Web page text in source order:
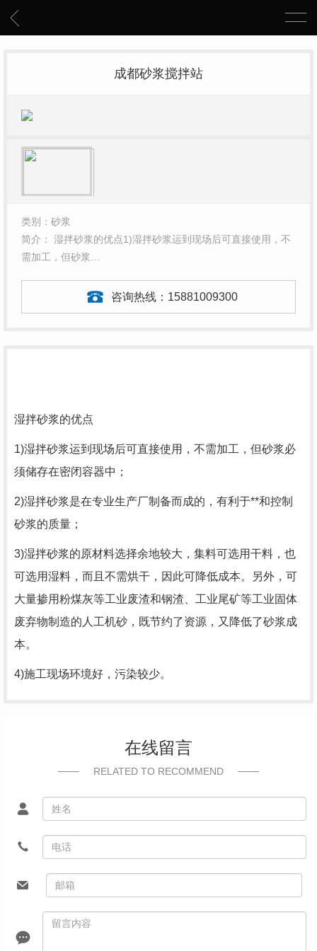
成都砂浆搅拌站
类别：砂浆
简介： 湿拌砂浆的优点1)湿拌砂浆运到现场后可直接使用，不
需加工，但砂浆…
咨询热线： 15881009300
湿拌砂浆的优点
1)湿拌砂浆运到现场后可直接使用，不需加工，但砂浆必
须储存在密闭容器中；
2)湿拌砂浆是在专业生产厂制备而成的，有利于**和控制
砂浆的质量；
3)湿拌砂浆的原材料选择余地较大，集料可选用干料，也
可选用湿料，而且不需烘干，因此可降低成本。另外，可
大量掺用粉煤灰等工业废渣和钢渣、工业尾矿等工业固体
废弃物制造的人工机砂，既节约了资源，又降低了砂浆成
本。
4)施工现场环境好，污染较少。
在线留言
RELATED TO RECOMMEND